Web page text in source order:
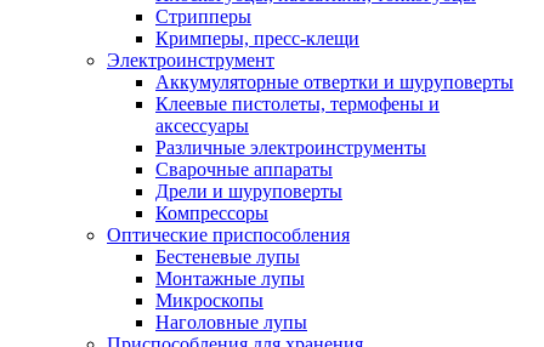
Стрипперы
Кримперы, пресс-клещи
Электроинструмент
Аккумуляторные отвертки и шуруповерты
Клеевые пистолеты, термофены и
аксессуары
Различные электроинструменты
Сварочные аппараты
Дрели и шуруповерты
Компрессоры
Оптические приспособления
Бестеневые лупы
Монтажные лупы
Микроскопы
Наголовные лупы